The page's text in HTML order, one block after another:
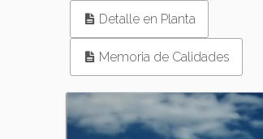
Detalle en Planta
Memoria de Calidades